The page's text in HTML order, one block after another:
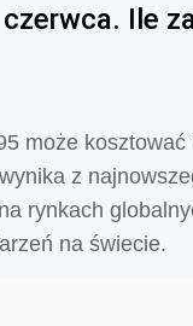
Ile
może
z
rynkach
na świecie.